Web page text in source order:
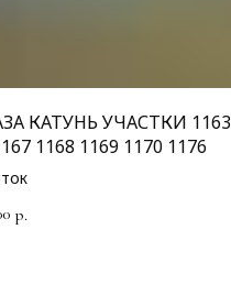
КАТУНЬ УЧАСТКИ 1163
1168 1169 1170 1176
р.